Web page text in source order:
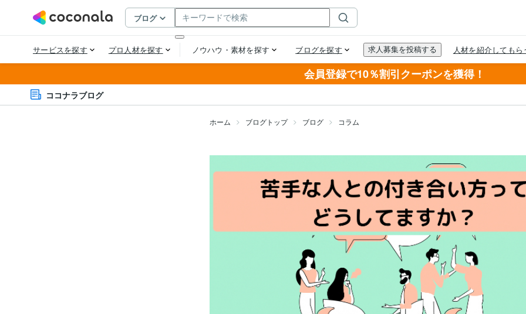
会員登録で10％割引クーポンを獲得！
ココナラブログ
ホーム ブログトップ ブログ コラム